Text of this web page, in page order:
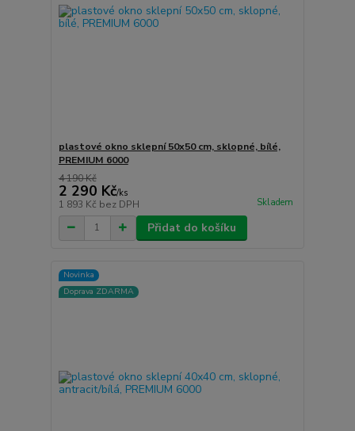
plastové okno sklepní 50x50 cm, sklopné, bílé,
PREMIUM 6000
4 190 Kč
2 290 Kč/ks
1 893 Kč bez DPH Skladem
Přidat do košíku
Novinka
Doprava ZDARMA